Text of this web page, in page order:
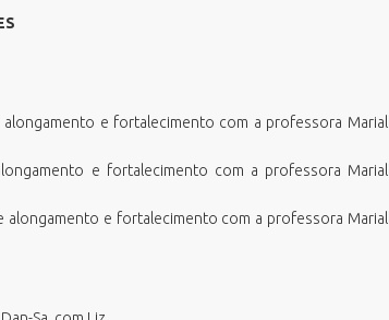
alongamento e fortalecimento com a professora
e fortalecimento com a professora
alongamento e fortalecimento com a professora